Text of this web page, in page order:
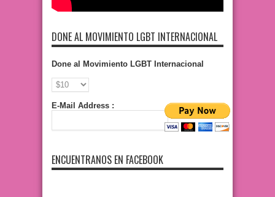
DONE AL MOVIMIENTO LGBT INTERNACIONAL
Done al Movimiento LGBT Internacional
E-Mail Address :
ENCUENTRANOS EN FACEBOOK